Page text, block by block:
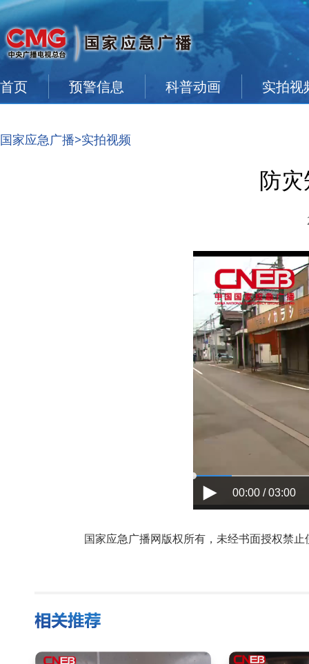
首页 预警信息 科普动画 实拍视
国家应急广播>实拍视频
防
00:00 / 03:00
国家应急广播网版权所有，未经书面授权禁